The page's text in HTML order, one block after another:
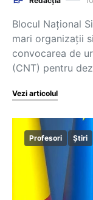
Blocul Naţional
mari organizații
convocarea de
(CNT) pentru
Vezi articolul
Profesori Știri